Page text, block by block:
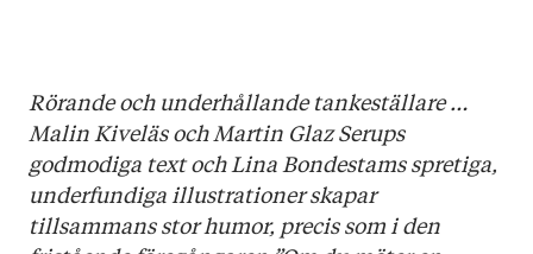
Rörande och underhållande tankeställare …
Malin Kiveläs och Martin Glaz Serups
godmodiga text och Lina Bondestams spretiga,
underfundiga illustrationer skapar
tillsammans stor humor, precis som i den